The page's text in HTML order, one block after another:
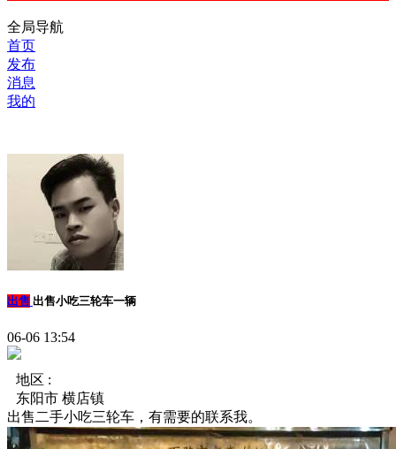
全局导航
首页
发布
消息
我的
出售 出售小吃三轮车一辆
06-06 13:54
地区 :
东阳市 横店镇
出售二手小吃三轮车，有需要的联系我。